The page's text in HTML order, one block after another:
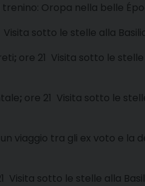
Oropa nella belle
Visita sotto le stelle alla
; ore 21 Visita sotto le
; ore 21 Visita sotto le
viaggio tra gli ex voto e la
Visita sotto le stelle alla